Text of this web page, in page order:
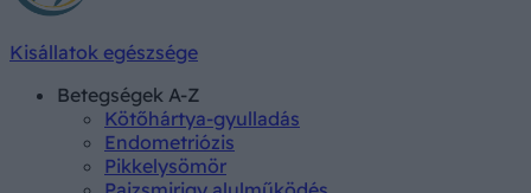
Kisállatok egészsége
Betegségek A-Z
Kötőhártya-gyulladás
Endometriózis
Pikkelysömör